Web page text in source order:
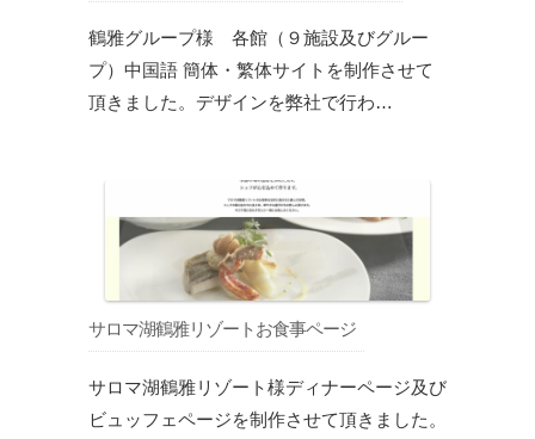
鶴雅グループ様 各館（９施設及びグルー
プ）中国語 簡体・繁体サイトを制作させて
頂きました。デザインを弊社で行わ…
サロマ湖鶴雅リゾートお食事ページ
サロマ湖鶴雅リゾート様ディナーページ及び
ビュッフェページを制作させて頂きました。